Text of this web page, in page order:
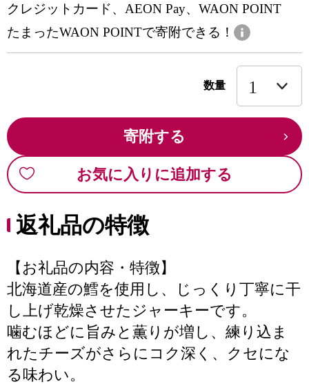
クレジットカード、AEON Pay、WAON POINT
たまったWAON POINTで寄附できる！
数量
寄附する
お気に入りに追加する
返礼品の特徴
【お礼品の内容・特徴】
北海道産の鱈を使用し、じっくり丁寧に干
し上げ乾燥させたジャーキーです。
噛むほどに旨みと薫りが増し、練り込ま
れたチーズがさらにコク深く、クセにな
る味わい。